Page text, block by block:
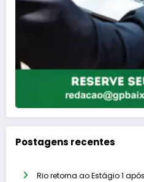
Postagens recentes
Rio retorna ao Estágio 1